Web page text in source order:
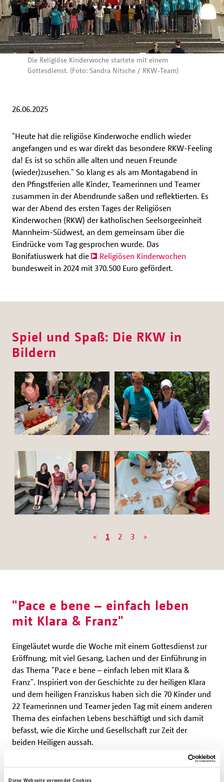
Diese Webseite verwendet Cookies
Die Religiöse Kinderwoche startete mit einem
Gottesdienst. (Foto: Sandra Nitsche / RKW-Team)
26.06.2025
"Heute hat die religiöse Kinderwoche endlich wieder
angefangen und es war direkt das besondere RKW-Feeling
da! Es ist so schön alle alten und neuen Freunde
(wieder)zusehen." So klang es als am Montagabend in
den Pfingstferien alle Kinder, Teamerinnen und Teamer
zusammen in der Abendrunde saßen und reflektierten. Es
war der Abend des ersten Tages der Religiösen
Kinderwochen (RKW) der katholischen Seelsorgeeinheit
Mannheim-Südwest, an dem gemeinsam über die
Eindrücke vom Tag gesprochen wurde. Das
Bonifatiuswerk hat die
Religiösen Kinderwochen
bundesweit in 2024 mit 370.500 Euro gefördert.
Spiel und Spaß: Die RKW in
Bildern
< 1 2 3 >
"Pace e bene – einfach leben
mit Klara & Franz"
Eingeläutet wurde die Woche mit einem Gottesdienst zur
Eröffnung, mit viel Gesang, Lachen und der Einführung in
das Thema "Pace e bene – einfach leben mit Klara &
Franz". Inspiriert von der Geschichte zu der heiligen Klara
und dem heiligen Franziskus haben sich die 70 Kinder und
22 Teamerinnen und Teamer jeden Tag mit einem anderen
Thema des einfachen Lebens beschäftigt und sich damit
befasst, wie die Kirche und Gesellschaft zur Zeit der
beiden Heiligen aussah.
In den täglichen Kleingruppen und großen Runden